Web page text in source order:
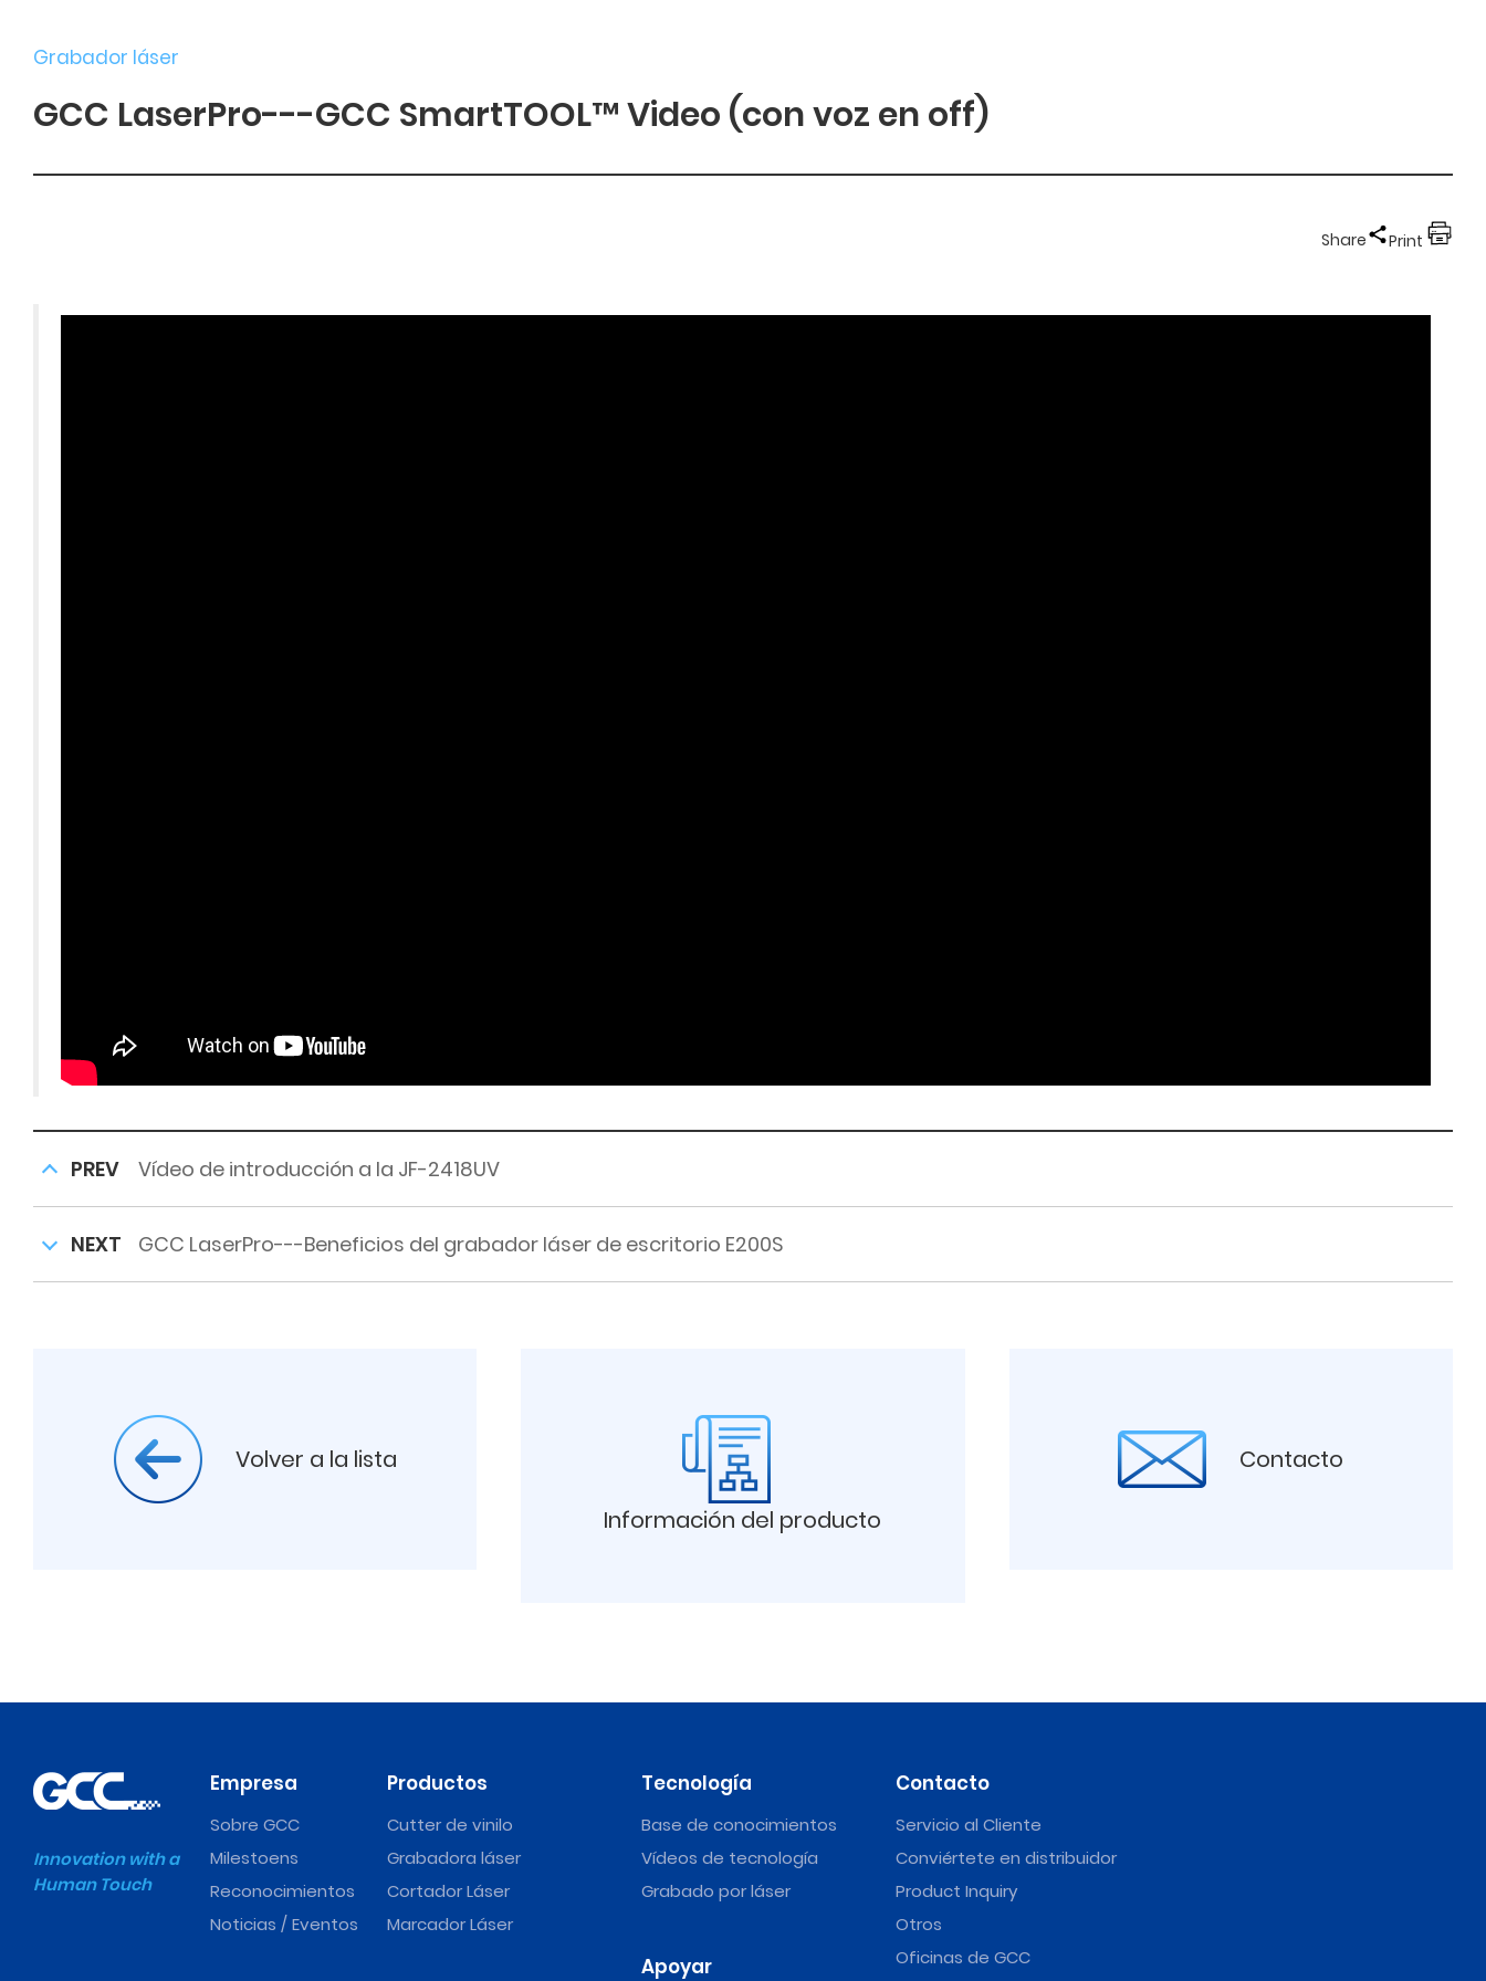
Grabador láser
GCC LaserPro---GCC SmartTOOL™ Video (con voz en off)
Share Print
PREV Vídeo de introducción a la JF-2418UV
NEXT GCC LaserPro---Beneficios del grabador láser de escritorio E200S
Volver a la lista
Información del producto
Contacto
Innovation with a
Human Touch
Empresa
Sobre GCC
Milestoens
Reconocimientos
Noticias / Eventos
Productos
Cutter de vinilo
Grabadora láser
Cortador Láser
Marcador Láser
Tecnología
Base de conocimientos
Vídeos de tecnología
Grabado por láser
Apoyar
Contacto
Servicio al Cliente
Conviértete en distribuidor
Product Inquiry
Otros
Oficinas de GCC